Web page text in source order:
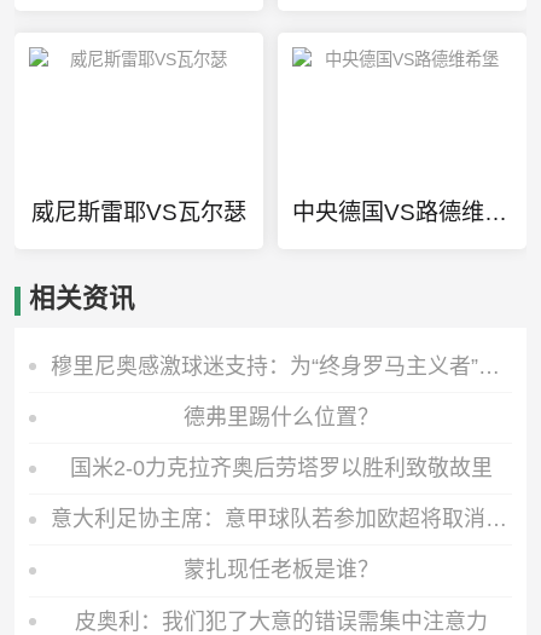
威尼斯雷耶VS瓦尔瑟 中央德国VS路德维希堡
相关资讯
穆里尼奥感激球迷支持：为“终身罗马主义者”而战取胜！
德弗里踢什么位置？
国米2-0力克拉齐奥后劳塔罗以胜利致敬故里
意大利足协主席：意甲球队若参加欧超将取消国内赛事资格
蒙扎现任老板是谁？
皮奥利：我们犯了大意的错误需集中注意力